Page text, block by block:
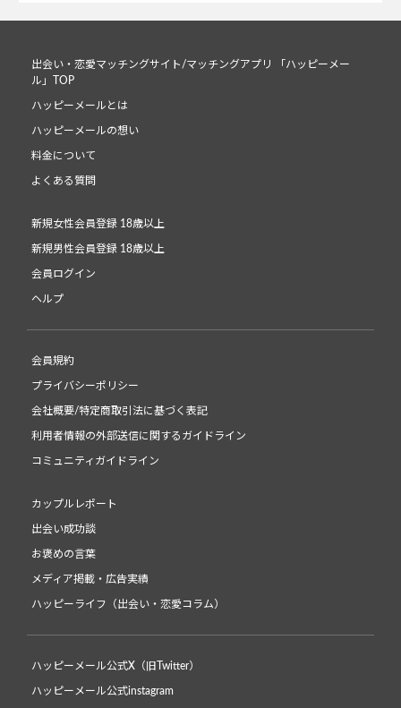
出会い・恋愛マッチングサイト/マッチングアプリ 「ハッピーメー
ル」TOP
ハッピーメールとは
ハッピーメールの想い
料金について
よくある質問
新規女性会員登録 18歳以上
新規男性会員登録 18歳以上
会員ログイン
ヘルプ
会員規約
プライバシーポリシー
会社概要/特定商取引法に基づく表記
利用者情報の外部送信に関するガイドライン
コミュニティガイドライン
カップルレポート
出会い成功談
お褒めの言葉
メディア掲載・広告実績
ハッピーライフ（出会い・恋愛コラム）
ハッピーメール公式X（旧Twitter）
ハッピーメール公式instagram